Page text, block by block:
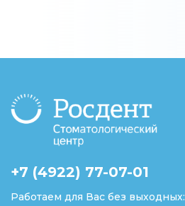
+7 (4922) 77-07-01
Работаем для Вас без выходных: